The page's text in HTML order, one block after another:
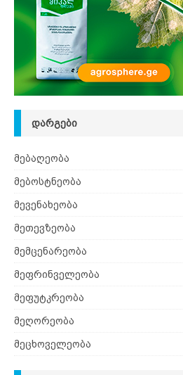
ᲓᲐᲠᲒᲔᲑᲘ
მებაღეობა
მებოსტნეობა
მევენახეობა
მეთევზეობა
მემცენარეობა
მეფრინველეობა
მეფუტკრეობა
მეღორეობა
მეცხოველეობა